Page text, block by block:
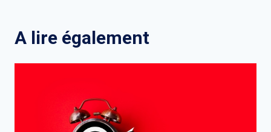
A lire également